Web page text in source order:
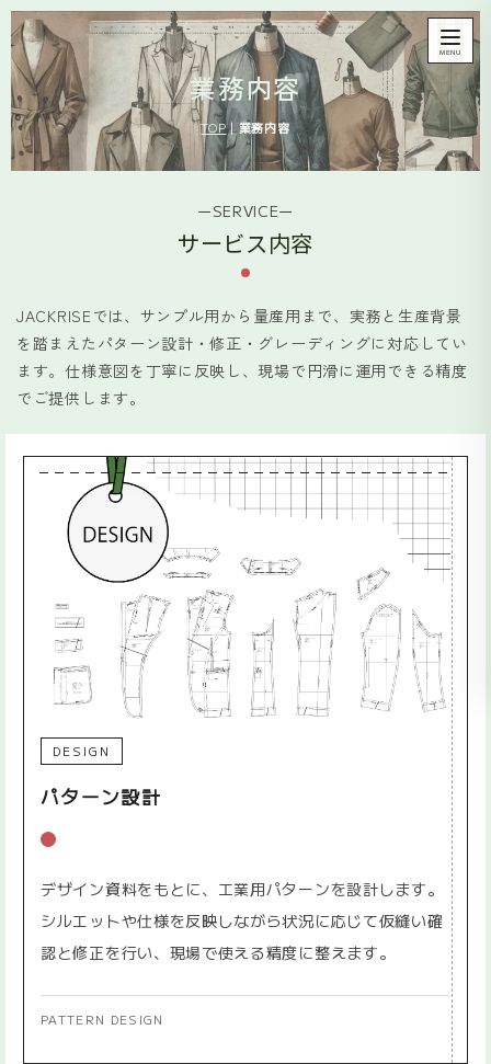
MENU
業務内容
TOP| 業務内容
ーSERVICEー
サービス内容
JACKRISEでは、サンプル用から量産用まで、実務と生産背景
を踏まえたパターン設計・修正・グレーディングに対応してい
ます。仕様意図を丁寧に反映し、現場で円滑に運用できる精度
でご提供します。
DESIGN
パターン設計
デザイン資料をもとに、工業用パターンを設計します。
シルエットや仕様を反映しながら状況に応じて仮縫い確
認と修正を行い、現場で使える精度に整えます。
PATTERN DESIGN